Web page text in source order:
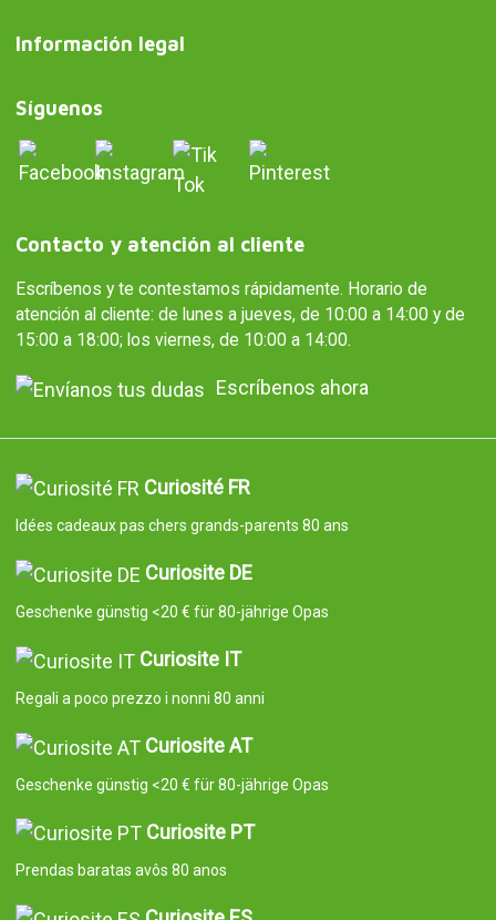
Información legal
Síguenos
Contacto y atención al cliente
Escríbenos y te contestamos rápidamente. Horario de
atención al cliente: de lunes a jueves, de 10:00 a 14:00 y de
15:00 a 18:00; los viernes, de 10:00 a 14:00.
Escríbenos ahora
Curiosité FR
Idées cadeaux pas chers grands-parents 80 ans
Curiosite DE
Geschenke günstig <20 € für 80-jährige Opas
Curiosite IT
Regali a poco prezzo i nonni 80 anni
Curiosite AT
Geschenke günstig <20 € für 80-jährige Opas
Curiosite PT
Prendas baratas avôs 80 anos